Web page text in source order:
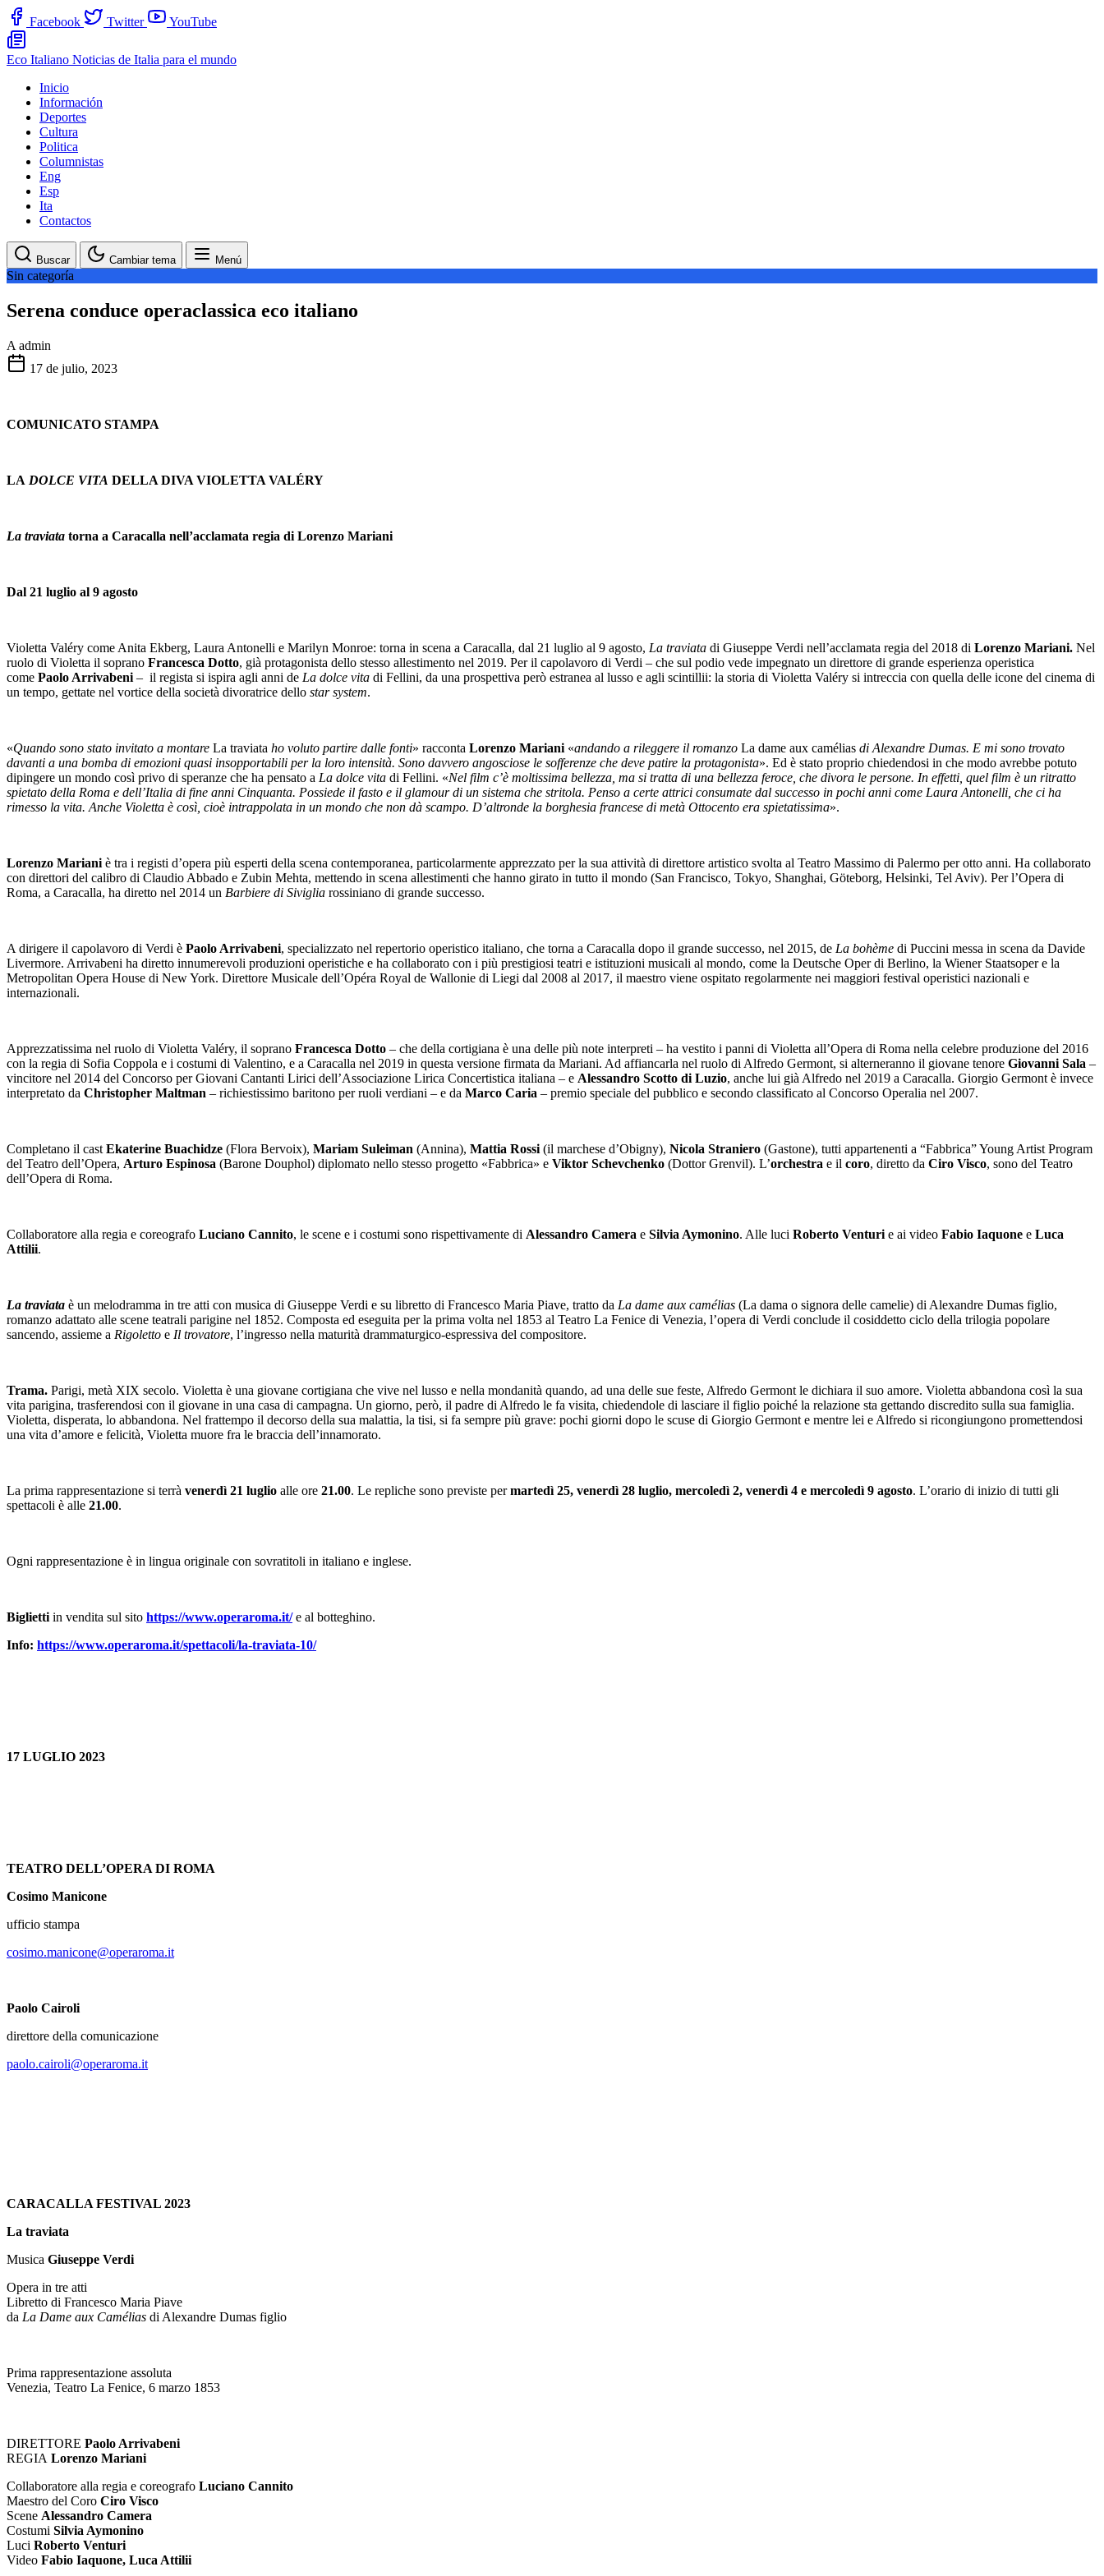
Facebook Twitter YouTube
Eco Italiano Noticias de Italia para el mundo
Inicio
Información
Deportes
Cultura
Politica
Columnistas
Eng
Esp
Ita
Contactos
Buscar Cambiar tema Menú
Sin categoría
Serena conduce operaclassica eco italiano
A admin
17 de julio, 2023
COMUNICATO STAMPA
LA DOLCE VITA DELLA DIVA VIOLETTA VALÉRY
La traviata torna a Caracalla nell’acclamata regia di Lorenzo Mariani
Dal 21 luglio al 9 agosto
Violetta Valéry come Anita Ekberg, Laura Antonelli e Marilyn Monroe: torna in scena a Caracalla, dal 21 luglio al 9 agosto, La traviata di Giuseppe Verdi nell’acclamata regia del 2018 di Lorenzo Mariani. Nel
ruolo di Violetta il soprano Francesca Dotto, già protagonista dello stesso allestimento nel 2019. Per il capolavoro di Verdi – che sul podio vede impegnato un direttore di grande esperienza operistica
come Paolo Arrivabeni – il regista si ispira agli anni de La dolce vita di Fellini, da una prospettiva però estranea al lusso e agli scintillii: la storia di Violetta Valéry si intreccia con quella delle icone del cinema di
un tempo, gettate nel vortice della società divoratrice dello star system.
«Quando sono stato invitato a montare La traviata ho voluto partire dalle fonti» racconta Lorenzo Mariani «andando a rileggere il romanzo La dame aux camélias di Alexandre Dumas. E mi sono trovato
davanti a una bomba di emozioni quasi insopportabili per la loro intensità. Sono davvero angosciose le sofferenze che deve patire la protagonista». Ed è stato proprio chiedendosi in che modo avrebbe potuto
dipingere un mondo così privo di speranze che ha pensato a La dolce vita di Fellini. «Nel film c’è moltissima bellezza, ma si tratta di una bellezza feroce, che divora le persone. In effetti, quel film è un ritratto
spietato della Roma e dell’Italia di fine anni Cinquanta. Possiede il fasto e il glamour di un sistema che stritola. Penso a certe attrici consumate dal successo in pochi anni come Laura Antonelli, che ci ha
rimesso la vita. Anche Violetta è così, cioè intrappolata in un mondo che non dà scampo. D’altronde la borghesia francese di metà Ottocento era spietatissima».
Lorenzo Mariani è tra i registi d’opera più esperti della scena contemporanea, particolarmente apprezzato per la sua attività di direttore artistico svolta al Teatro Massimo di Palermo per otto anni. Ha collaborato
con direttori del calibro di Claudio Abbado e Zubin Mehta, mettendo in scena allestimenti che hanno girato in tutto il mondo (San Francisco, Tokyo, Shanghai, Göteborg, Helsinki, Tel Aviv). Per l’Opera di
Roma, a Caracalla, ha diretto nel 2014 un Barbiere di Siviglia rossiniano di grande successo.
A dirigere il capolavoro di Verdi è Paolo Arrivabeni, specializzato nel repertorio operistico italiano, che torna a Caracalla dopo il grande successo, nel 2015, de La bohème di Puccini messa in scena da Davide
Livermore. Arrivabeni ha diretto innumerevoli produzioni operistiche e ha collaborato con i più prestigiosi teatri e istituzioni musicali al mondo, come la Deutsche Oper di Berlino, la Wiener Staatsoper e la
Metropolitan Opera House di New York. Direttore Musicale dell’Opéra Royal de Wallonie di Liegi dal 2008 al 2017, il maestro viene ospitato regolarmente nei maggiori festival operistici nazionali e
internazionali.
Apprezzatissima nel ruolo di Violetta Valéry, il soprano Francesca Dotto – che della cortigiana è una delle più note interpreti – ha vestito i panni di Violetta all’Opera di Roma nella celebre produzione del 2016
con la regia di Sofia Coppola e i costumi di Valentino, e a Caracalla nel 2019 in questa versione firmata da Mariani. Ad affiancarla nel ruolo di Alfredo Germont, si alterneranno il giovane tenore Giovanni Sala –
vincitore nel 2014 del Concorso per Giovani Cantanti Lirici dell’Associazione Lirica Concertistica italiana – e Alessandro Scotto di Luzio, anche lui già Alfredo nel 2019 a Caracalla. Giorgio Germont è invece
interpretato da Christopher Maltman – richiestissimo baritono per ruoli verdiani – e da Marco Caria – premio speciale del pubblico e secondo classificato al Concorso Operalia nel 2007.
Completano il cast Ekaterine Buachidze (Flora Bervoix), Mariam Suleiman (Annina), Mattia Rossi (il marchese d’Obigny), Nicola Straniero (Gastone), tutti appartenenti a “Fabbrica” Young Artist Program
del Teatro dell’Opera, Arturo Espinosa (Barone Douphol) diplomato nello stesso progetto «Fabbrica» e Viktor Schevchenko (Dottor Grenvil). L’orchestra e il coro, diretto da Ciro Visco, sono del Teatro
dell’Opera di Roma.
Collaboratore alla regia e coreografo Luciano Cannito, le scene e i costumi sono rispettivamente di Alessandro Camera e Silvia Aymonino. Alle luci Roberto Venturi e ai video Fabio Iaquone e Luca
Attilii.
La traviata è un melodramma in tre atti con musica di Giuseppe Verdi e su libretto di Francesco Maria Piave, tratto da La dame aux camélias (La dama o signora delle camelie) di Alexandre Dumas figlio,
romanzo adattato alle scene teatrali parigine nel 1852. Composta ed eseguita per la prima volta nel 1853 al Teatro La Fenice di Venezia, l’opera di Verdi conclude il cosiddetto ciclo della trilogia popolare
sancendo, assieme a Rigoletto e Il trovatore, l’ingresso nella maturità drammaturgico-espressiva del compositore.
Trama. Parigi, metà XIX secolo. Violetta è una giovane cortigiana che vive nel lusso e nella mondanità quando, ad una delle sue feste, Alfredo Germont le dichiara il suo amore. Violetta abbandona così la sua
vita parigina, trasferendosi con il giovane in una casa di campagna. Un giorno, però, il padre di Alfredo le fa visita, chiedendole di lasciare il figlio poiché la relazione sta gettando discredito sulla sua famiglia.
Violetta, disperata, lo abbandona. Nel frattempo il decorso della sua malattia, la tisi, si fa sempre più grave: pochi giorni dopo le scuse di Giorgio Germont e mentre lei e Alfredo si ricongiungono promettendosi
una vita d’amore e felicità, Violetta muore fra le braccia dell’innamorato.
La prima rappresentazione si terrà venerdì 21 luglio alle ore 21.00. Le repliche sono previste permartedì 25, venerdì 28 luglio, mercoledì 2, venerdì 4 e mercoledì 9 agosto. L’orario di inizio di tutti gli
spettacoli è alle 21.00.
Ogni rappresentazione è in lingua originale con sovratitoli in italiano e inglese.
Biglietti in vendita sul sito https://www.operaroma.it/ e al botteghino.
Info: https://www.operaroma.it/spettacoli/la-traviata-10/
17 LUGLIO 2023
TEATRO DELL’OPERA DI ROMA
Cosimo Manicone
ufficio stampa
cosimo.manicone@operaroma.it
Paolo Cairoli
direttore della comunicazione
paolo.cairoli@operaroma.it
CARACALLA FESTIVAL 2023
La traviata
Musica Giuseppe Verdi
Opera in tre atti
Libretto di Francesco Maria Piave
da La Dame aux Camélias di Alexandre Dumas figlio
Prima rappresentazione assoluta
Venezia, Teatro La Fenice, 6 marzo 1853
DIRETTORE Paolo Arrivabeni
REGIA Lorenzo Mariani
Collaboratore alla regia e coreografo Luciano Cannito
Maestro del Coro Ciro Visco
Scene Alessandro Camera
Costumi Silvia Aymonino
Luci Roberto Venturi
Video Fabio Iaquone, Luca Attilii